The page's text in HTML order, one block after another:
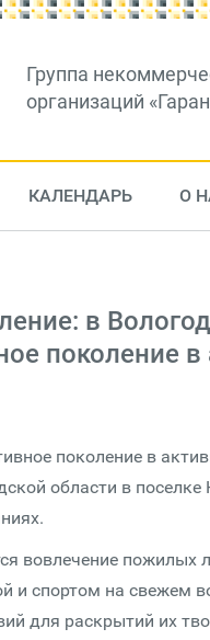
Группа
организаций
КАЛЕНДАРЬ О
в
поколение
поколение в
области в
вовлечение
и спортом на свежем
для раскрытий их